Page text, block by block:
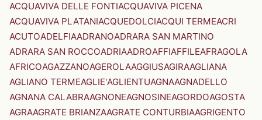
ACQUAVIVA DELLE FONTIACQUAVIVA PICENA
ACQUAVIVA PLATANIACQUEDOLCIACQUI TERMEACRI
ACUTOADELFIAADRANOADRARA SAN MARTINO
ADRARA SAN ROCCOADRIAADROAFFIAFFILEAFRAGOLA
AFRICOAGAZZANOAGEROLAAGGIUSAGIRAAGLIANA
AGLIANO TERMEAGLIE'AGLIENTUAGNAAGNADELLO
AGNANA CALABRAAGNONEAGNOSINEAGORDOAGOSTA
AGRAAGRATE BRIANZAAGRATE CONTURBIAAGRIGENTO